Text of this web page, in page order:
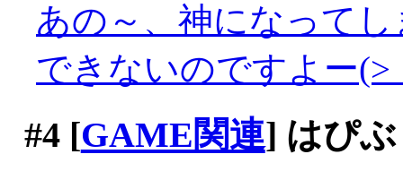
あの～、神になって
できないのですよー
#4[GAME関連] はぴ